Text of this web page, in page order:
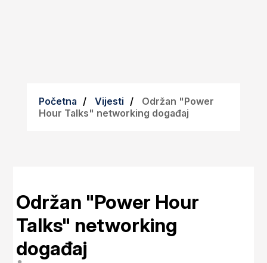
Početna Vijesti
Održan "Power
Hour Talks" networking događaj
Održan "Power Hour
Talks" networking
događaj